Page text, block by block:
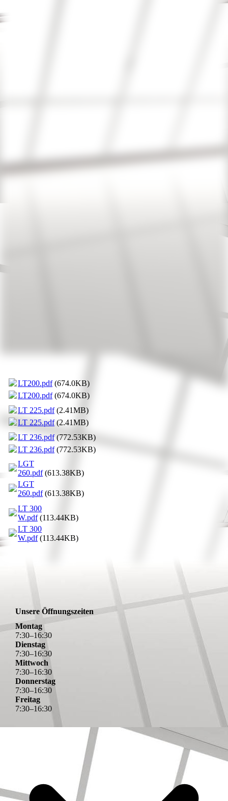
Bilder f. web 378
LT200.pdf(674.0KB)
LT200.pdf(674.0KB)
LT 225.pdf(2.41MB)
LT 225.pdf(2.41MB)
LT 236.pdf(772.53KB)
LT 236.pdf(772.53KB)
LGT
260.pdf(613.38KB)
LGT
260.pdf(613.38KB)
LT 300
W.pdf(113.44KB)
LT 300
W.pdf(113.44KB)
Unsere Öffnungszeiten
Montag
7:30–16:30
Dienstag
7:30–16:30
Mittwoch
7:30–16:30
Donnerstag
7:30–16:30
Freitag
7:30–16:30